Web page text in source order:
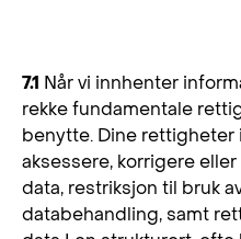
7.1 Når vi innhenter
rekke fundamentale
benytte. Dine rettigheter
aksessere, korrigere
data, restriksjon til bruk
databehandling, samt